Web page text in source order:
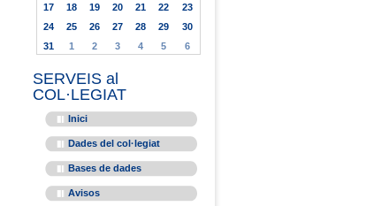
17
18 19 20 21 22
23
24
25 26 27 28 29
30
31
1 2 3 4 5 6
SERVEIS al
COL·LEGIAT
Inici
Dades del col·legiat
Bases de dades
Avisos